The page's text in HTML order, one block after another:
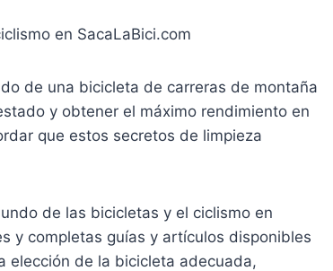
en SacaLaBici.com
de una bicicleta de carreras de montaña
y obtener el máximo rendimiento en
que estos secretos de limpieza
de las bicicletas y el ciclismo en
y completas guías y artículos disponibles
elección de la bicicleta adecuada,